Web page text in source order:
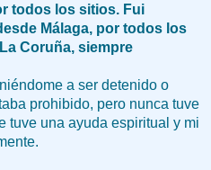
todos los sitios. Fui
Málaga, por todos los
Coruña, siempre
a ser detenido o
prohibido, pero nunca tuve
tuve una ayuda espiritual y mi